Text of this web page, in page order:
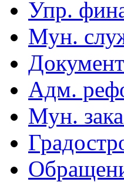
Упр.
Мун.
Адм.
Мун.